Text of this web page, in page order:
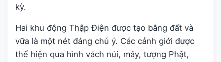
kỳ.
Hai khu động Thập Điện được tạo bằng đất và
vữa là một nét đáng chú ý. Các cảnh giới được
thể hiện qua hình vách núi, mây, tượng Phật,